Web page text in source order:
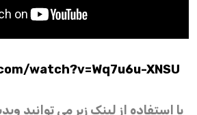
watch?v=Wq7u6u-XNSU
با استفاده از لینک زیر می توانید